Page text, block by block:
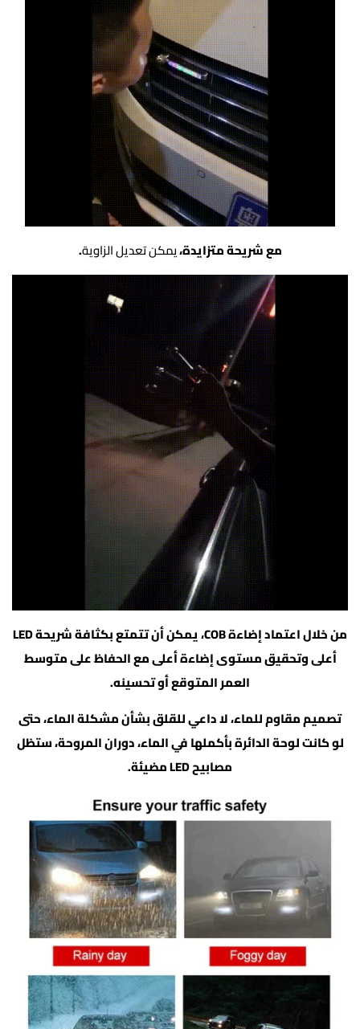
مع شريحة متزايدة،يمكن تعديل الزاوية.
من خلال اعتماد إضاءة COB، يمكن أن تتمتع بكثافة شريحة LED
أعلى وتحقيق مستوى إضاءة أعلى مع الحفاظ على متوسط
العمر المتوقع أو تحسينه.
تصميم مقاوم للماء، لا داعي للقلق بشأن مشكلة الماء، حتى
لو كانت لوحة الدائرة بأكملها في الماء، دوران المروحة، ستظل
مصابيح LED مضيئة.